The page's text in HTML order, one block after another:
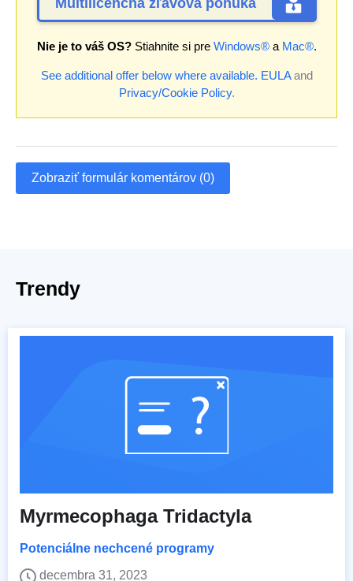
Multilicenčná zľavová ponuka
Nie je to váš OS?Stiahnite si pre Windows®a Mac®.
See additional offer below where available. EULAand
Privacy/Cookie Policy.
Zobraziť formulár komentárov (0)
Trendy
Myrmecophaga Tridactyla
Potenciálne nechcené programy
decembra 31, 2023